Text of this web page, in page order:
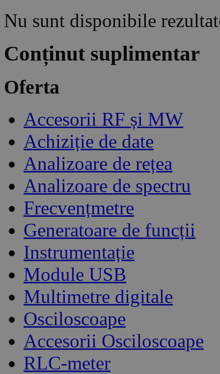
Nu sunt disponibile
Conținut suplimentar
Oferta
Accesorii RF și MW
Achiziție de date
Analizoare de rețea
Analizoare de spectru
Frecvențmetre
Generatoare de funcții
Instrumentație
Module USB
Multimetre digitale
Osciloscoape
Accesorii Osciloscoape
RLC-meter